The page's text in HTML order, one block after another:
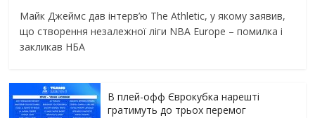
Майк Джеймс дав інтерв’ю The Athletic, у якому заявив,
що створення незалежної ліги NBA Europe – помилка і
закликав НБА
В плей-офф Єврокубка нарешті
гратимуть до трьох перемог